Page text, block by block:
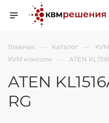
Главная — Каталог —
KVM консоли — ATEN
ATEN
RG